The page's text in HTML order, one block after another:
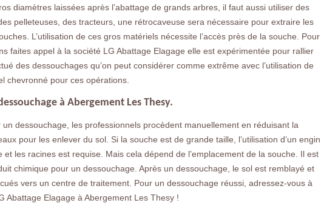
diamètres laissées après l’abattage de grands arbres, il faut aussi utiliser des
pelleteuses, des tracteurs, une rétrocaveuse sera nécessaire pour extraire les
L’utilisation de ces gros matériels nécessite l’accès près de la souche. Pour
faites appel à la société LG Abattage Elagage elle est expérimentée pour rallier
des dessouchages qu’on peut considérer comme extrême avec l’utilisation de
chevronné pour ces opérations.
à Abergement Les Thesy.
dessouchage, les professionnels procèdent manuellement en réduisant la
pour les enlever du sol. Si la souche est de grande taille, l’utilisation d’un engin
les racines est requise. Mais cela dépend de l’emplacement de la souche. Il est
chimique pour un dessouchage. Après un dessouchage, le sol est remblayé et
vers un centre de traitement. Pour un dessouchage réussi, adressez-vous à
Abattage Elagage à Abergement Les Thesy !